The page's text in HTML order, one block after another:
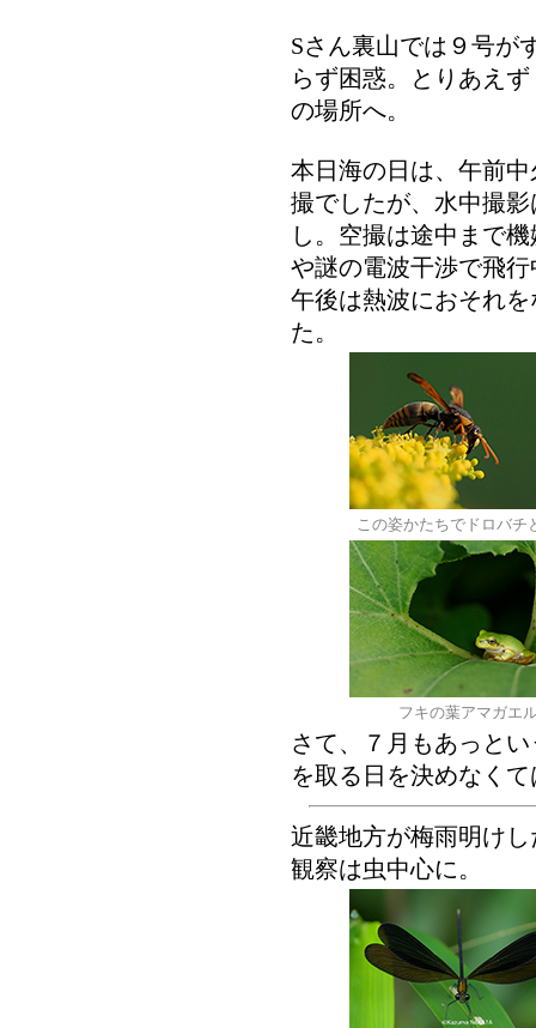
Sさん裏山では９号が
らず困惑。とりあえ
の場所へ。
本日海の日は、午前
撮でしたが、水中撮
し。空撮は途中まで
や謎の電波干渉で飛
午後は熱波におそれ
た。
この姿かたちでドロバチ
フキの葉アマガエ
さて、７月もあっと
を取る日を決めなくて
近畿地方が梅雨明け
観察は虫中心に。